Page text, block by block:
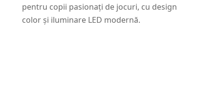
pentru copii pasionați de jocuri, cu design
color și iluminare LED modernă.